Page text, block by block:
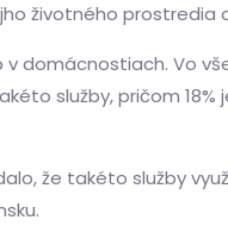
životného prostredia
domácnostiach. Vo
služby, pričom 18%
že takéto služby